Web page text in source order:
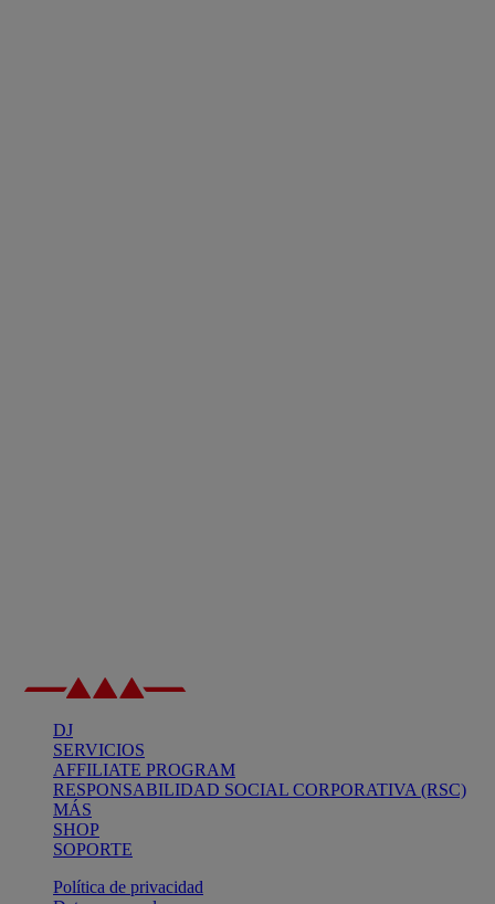
DJ
SERVICIOS
AFFILIATE PROGRAM
RESPONSABILIDAD SOCIAL CORPORATIVA (RSC)
MÁS
SHOP
SOPORTE
Política de privacidad